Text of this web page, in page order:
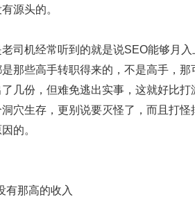
源头的。
机经常听到的就是说SEO能够月入
那些高手转职得来的，不是高手，
几份，但难免逃出实事，这就好比
穴生存，更别说要灭怪了，而且打
的。
那高的收入